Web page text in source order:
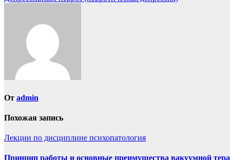
по
От admin
Похожая запись
Лекции по дисциплине психопатология
Принцип работы и основные преимущества вакуумной